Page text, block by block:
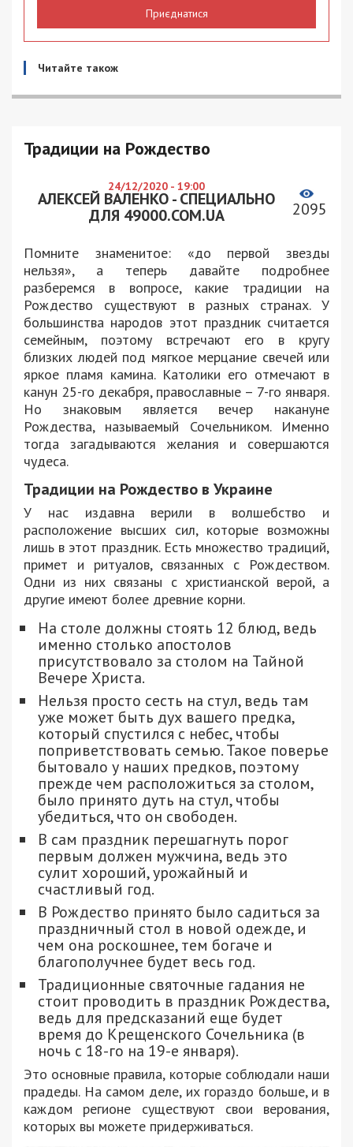
Приєднатися
Читайте також
Традиции на Рождество
24/12/2020 - 19:00
АЛЕКСЕЙ ВАЛЕНКО - СПЕЦИАЛЬНО
ДЛЯ 49000.COM.UA
2095
Помните знаменитое: «до первой звезды
нельзя», а теперь давайте подробнее
разберемся в вопросе, какие традиции на
Рождество существуют в разных странах. У
большинства народов этот праздник считается
семейным, поэтому встречают его в кругу
близких людей под мягкое мерцание свечей или
яркое пламя камина. Католики его отмечают в
канун 25-го декабря, православные – 7-го января.
Но знаковым является вечер накануне
Рождества, называемый Сочельником. Именно
тогда загадываются желания и совершаются
чудеса.
Традиции на Рождество в Украине
У нас издавна верили в волшебство и
расположение высших сил, которые возможны
лишь в этот праздник. Есть множество традиций,
примет и ритуалов, связанных с Рождеством.
Одни из них связаны с христианской верой, а
другие имеют более древние корни.
На столе должны стоять 12 блюд, ведь
именно столько апостолов
присутствовало за столом на Тайной
Вечере Христа.
Нельзя просто сесть на стул, ведь там
уже может быть дух вашего предка,
который спустился с небес, чтобы
поприветствовать семью. Такое поверье
бытовало у наших предков, поэтому
прежде чем расположиться за столом,
было принято дуть на стул, чтобы
убедиться, что он свободен.
В сам праздник перешагнуть порог
первым должен мужчина, ведь это
сулит хороший, урожайный и
счастливый год.
В Рождество принято было садиться за
праздничный стол в новой одежде, и
чем она роскошнее, тем богаче и
благополучнее будет весь год.
Традиционные святочные гадания не
стоит проводить в праздник Рождества,
ведь для предсказаний еще будет
время до Крещенского Сочельника (в
ночь с 18-го на 19-е января).
Это основные правила, которые соблюдали наши
прадеды. На самом деле, их гораздо больше, и в
каждом регионе существуют свои верования,
которых вы можете придерживаться.